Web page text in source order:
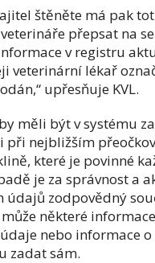
štěněte má pak
přepsat na
v registru
veterinární lékař
upřesňuje KVL.
měli být v systému
při nejbližším
které je povinné
je za správnost a
údajů zodpovědný
některé
nebo informace o
zadat sám.